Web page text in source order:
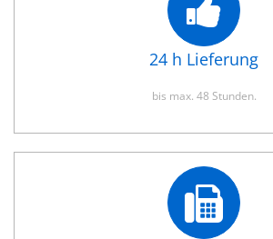
24 h Lieferung
bis max. 48 Stunden.